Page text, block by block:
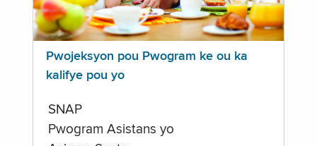
Pwojeksyon pou Pwogram ke ou ka
kalifye pou yo
SNAP
Pwogram Asistans yo